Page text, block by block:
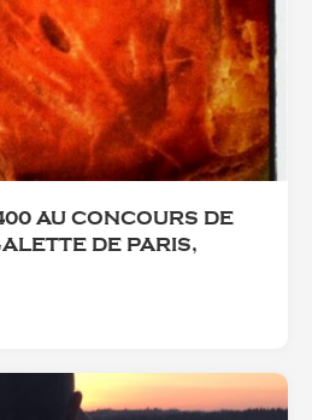
AU CONCOURS DE
DE PARIS,